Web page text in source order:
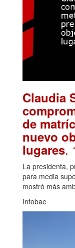
Claudia
de
nuevo
lugares.
La presidenta,
para media
mostró más
Infobae